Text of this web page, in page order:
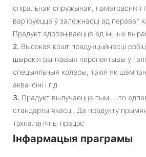
спіральнай спружынай, наматраснік і
вар'іруецца ў залежнасці ад пераваг
Прадукт адрозніваецца ад іншых
2. Высокая кошт прадукцыйнасці
шырокія рынкавыя перспектывы ў
спецыяльныя колеры, такія як
аква-сіні і г.д
3. Прадукт вылучаецца тым, што
стандарты якасці. Да прадукту
тэхналагічны працэс
Інфармацыя праграмы